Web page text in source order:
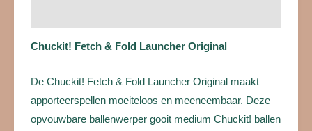
Chuckit! Fetch & Fold Launcher Original
De Chuckit! Fetch & Fold Launcher Original maakt
apporteerspellen moeiteloos en meeneembaar. Deze
opvouwbare ballenwerper gooit medium Chuckit! ballen